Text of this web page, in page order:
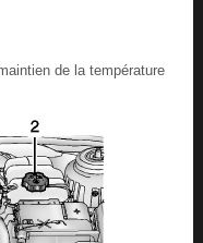
de la température